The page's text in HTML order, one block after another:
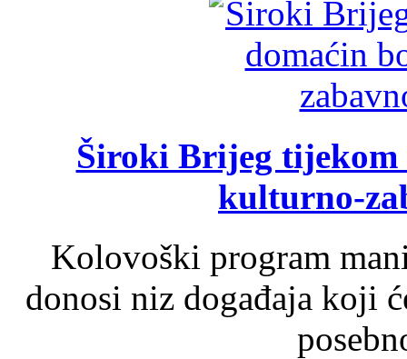
Široki Brijeg tijekom
kulturno-
Kolovoški program
donosi niz događaja koji